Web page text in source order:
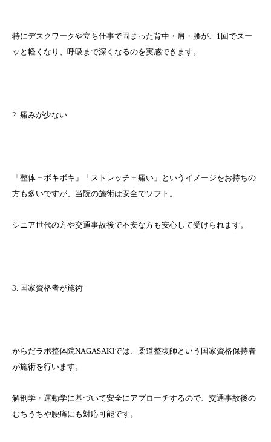
特にデスクワークや立ち仕事で固まった背中・肩・腰が、1回でスー
ッと軽くなり、呼吸まで深くなるのを実感できます。
2. 痛みが少ない
「整体＝ボキボキ」「ストレッチ＝痛い」というイメージをお持ちの
方も多いですが、当院の施術は安全でソフト。
シニア世代の方や交通事故後で不安な方も安心して受けられます。
3. 国家資格者が施術
からだラボ整体院NAGASAKIでは、柔道整復師という国家資格保持者
が施術を行います。
解剖学・運動学に基づいて安全にアプローチするので、交通事故後の
むちうちや腰痛にも対応可能です。